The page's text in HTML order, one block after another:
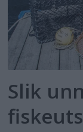
Slik